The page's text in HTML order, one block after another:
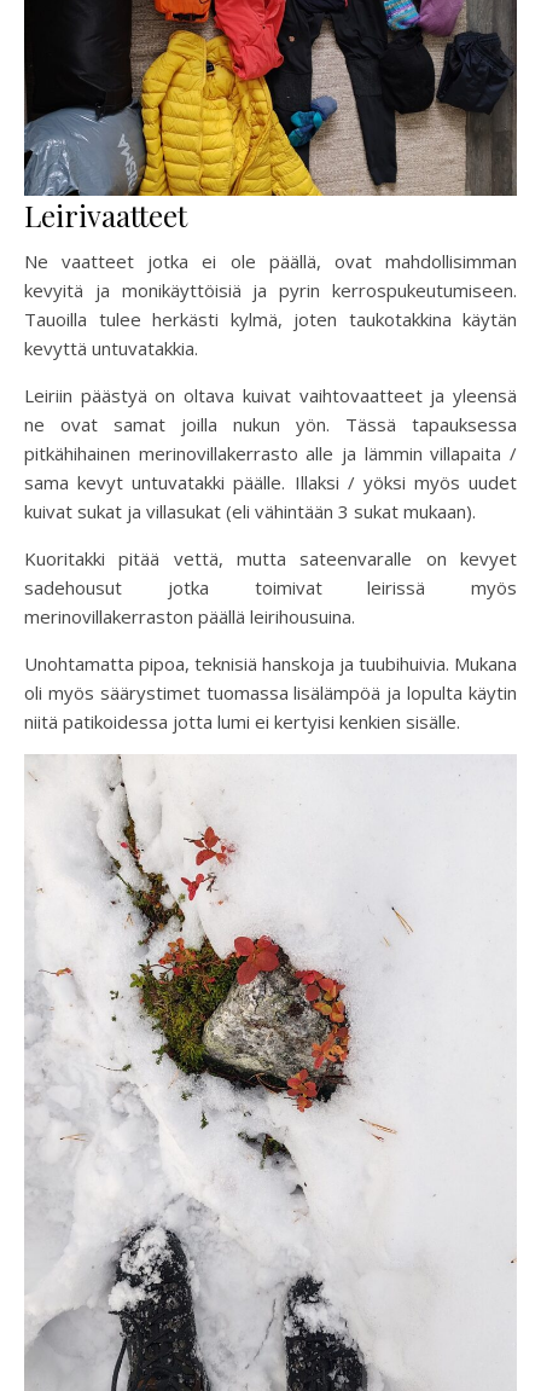
Leirivaatteet
Ne vaatteet jotka ei ole päällä, ovat mahdollisimman
kevyitä ja monikäyttöisiä ja pyrin kerrospukeutumiseen.
Tauoilla tulee herkästi kylmä, joten taukotakkina käytän
kevyttä untuvatakkia.
Leiriin päästyä on oltava kuivat vaihtovaatteet ja yleensä
ne ovat samat joilla nukun yön. Tässä tapauksessa
pitkähihainen merinovillakerrasto alle ja lämmin villapaita /
sama kevyt untuvatakki päälle. Illaksi / yöksi myös uudet
kuivat sukat ja villasukat (eli vähintään 3 sukat mukaan).
Kuoritakki pitää vettä, mutta sateenvaralle on kevyet
sadehousut jotka toimivat leirissä myös
merinovillakerraston päällä leirihousuina.
Unohtamatta pipoa, teknisiä hanskoja ja tuubihuivia. Mukana
oli myös säärystimet tuomassa lisälämpöä ja lopulta käytin
niitä patikoidessa jotta lumi ei kertyisi kenkien sisälle.